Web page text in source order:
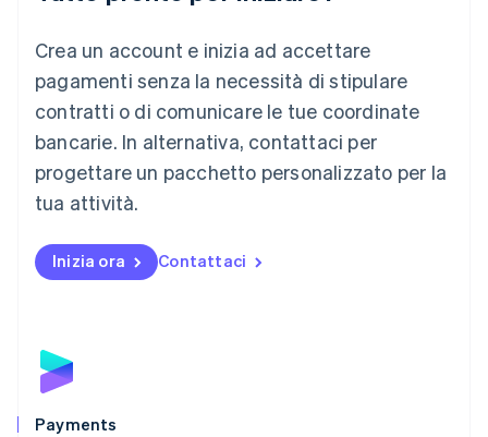
Crea un account e inizia ad accettare
pagamenti senza la necessità di stipulare
contratti o di comunicare le tue coordinate
bancarie. In alternativa, contattaci per
progettare un pacchetto personalizzato per la
tua attività.
Inizia ora Contattaci
Payments
Lussemburgo
Deutsch English
Malaysia
English 简体中文
Malta
Messico
EspañolEnglish
English
Nuova Zelanda
Polonia
English
Português